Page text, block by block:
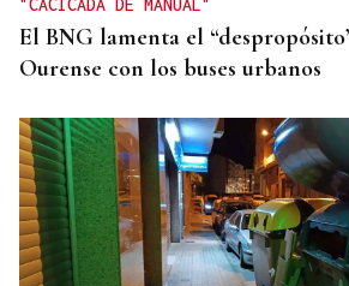
"CACICADA DE MANUAL"
El BNG lamenta el
Ourense con los buses urbanos